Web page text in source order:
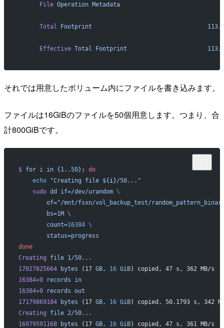
      File
Operation Metadata
      Total
Footprint
      Effective
Total Footprint
それでは用意したボリューム内にファイルを書き込みます。
ファイルは16GiBのファイルを50個用意します。つまり、合
計800GiBです。
$ for i in {1..50} ; do
    echo
"Creating file ${ i}/50..."
    sudo
dd if=/dev/urandom \
of="/mnt/fsxn/vol_backup_test/
        bs=1M
\
        count=
16384 \
        status=progress
done
Creating file 1/50...
17027825664 bytes (17 GB, 16 GiB) copied, 47 s, 362 MB/s
16384+0 records in
16384+0 records out
17179869184 bytes (17 GB, 16 GiB) copied, 50.1793 s, 342
Creating file 2/50...
16979591168 bytes (17 GB, 16 GiB) copied, 47 s, 361 MB/s